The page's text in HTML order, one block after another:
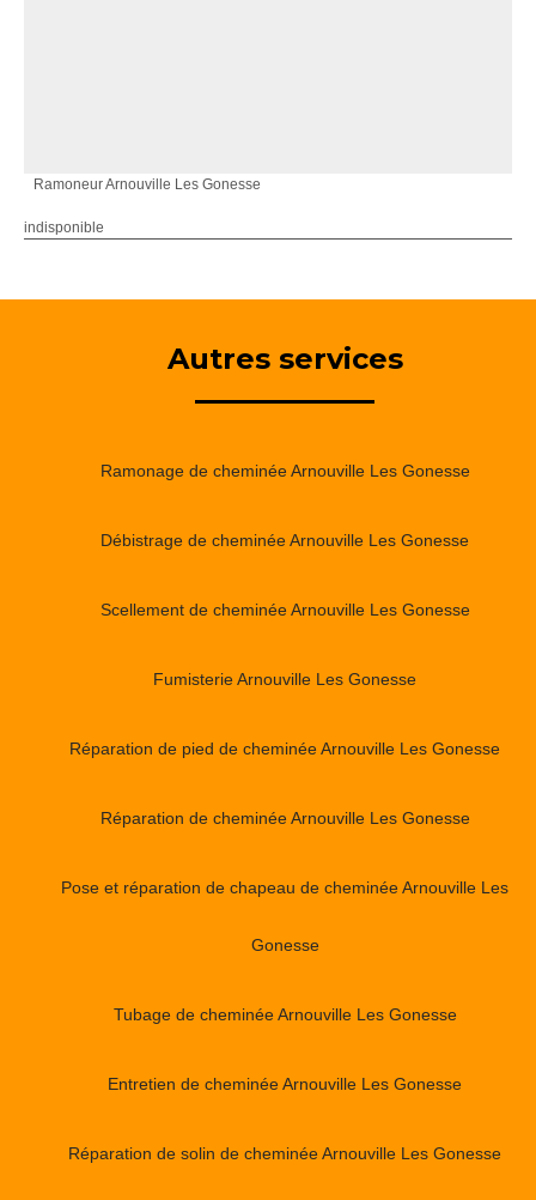
Ramoneur Arnouville Les Gonesse
indisponible
Autres services
Ramonage de cheminée Arnouville Les Gonesse
Débistrage de cheminée Arnouville Les Gonesse
Scellement de cheminée Arnouville Les Gonesse
Fumisterie Arnouville Les Gonesse
Réparation de pied de cheminée Arnouville Les Gonesse
Réparation de cheminée Arnouville Les Gonesse
Pose et réparation de chapeau de cheminée Arnouville Les
Gonesse
Tubage de cheminée Arnouville Les Gonesse
Entretien de cheminée Arnouville Les Gonesse
Réparation de solin de cheminée Arnouville Les Gonesse